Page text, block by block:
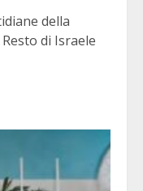
della
di Israele